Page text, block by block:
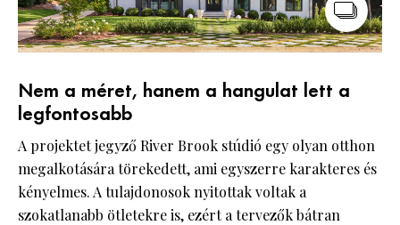
Nem a méret, hanem a hangulat lett a
legfontosabb
A projektet jegyző River Brook stúdió egy olyan otthon
megalkotására törekedett, ami egyszerre karakteres és
kényelmes. A tulajdonosok nyitottak voltak a
szokatlanabb ötletekre is, ezért a tervezők bátran